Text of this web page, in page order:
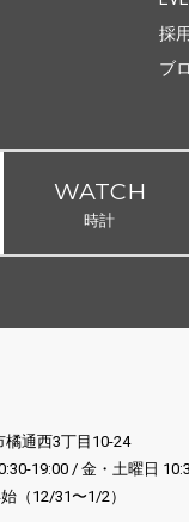
採
ブ
WATCH
時計
橘通西3丁目10-24
19:00 / 金・土曜日
（12/31〜1/2）